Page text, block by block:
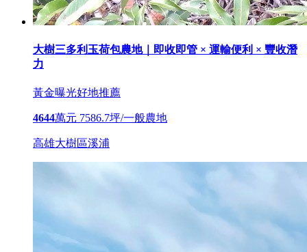
大樹三多利玉荷包農地｜即收即管 × 運輸便利 × 豐收潛
力
黃金曝光好地推薦
4644萬元 7586.7坪/一般農地
高雄大樹區溪浦